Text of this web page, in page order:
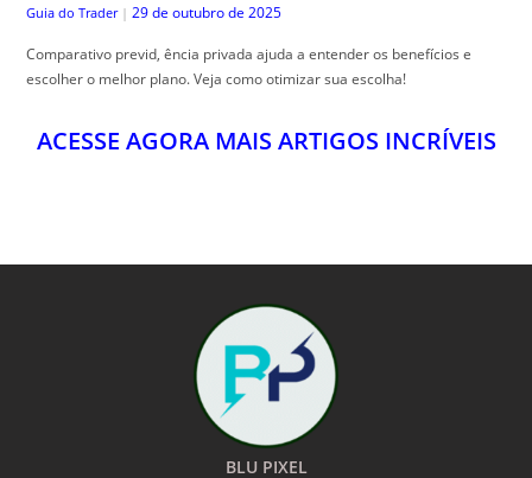
Guia do Trader | 29 de outubro de 2025
Comparativo previd, ência privada ajuda a entender os benefícios e
escolher o melhor plano. Veja como otimizar sua escolha!
ACESSE AGORA MAIS ARTIGOS INCRÍVEIS
BLU PIXEL